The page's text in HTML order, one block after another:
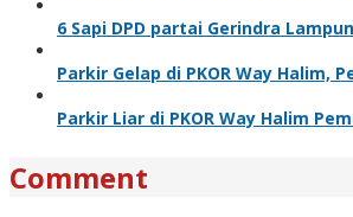
6 Sapi DPD partai Gerindra
Parkir Gelap di PKOR Way
Parkir Liar di PKOR Way Halim
Comment